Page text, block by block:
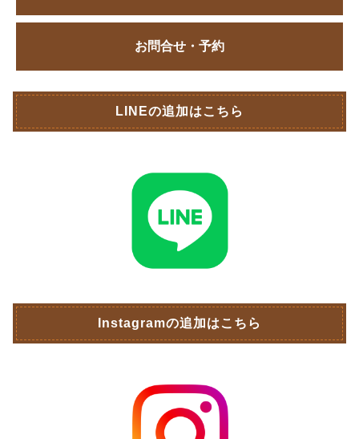
お問合せ・予約
LINEの追加はこちら
Instagramの追加はこちら